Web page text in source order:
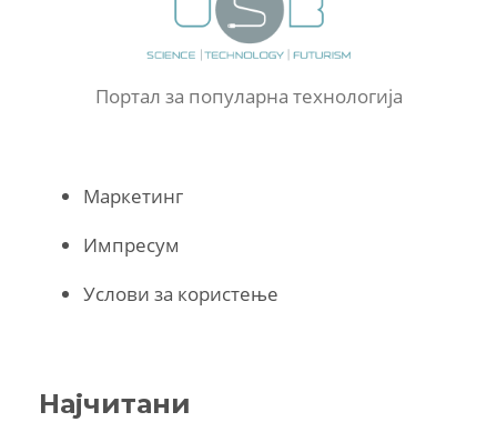
Портал за популарна технологија
Маркетинг
Импресум
Услови за користење
Најчитани